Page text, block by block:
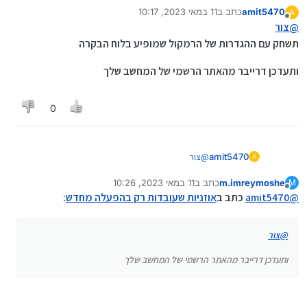
מה עושים?
A
amit5470כתב ב11 במאי 2023, 10:17
נערך לאחרונה על ידי
@צור
תשחק עם ההגדרות של הרמקול שמופיע בלוח הבקרה
ותעדכן דרייבר מהאתר הרשמי של המחשב שלך
0
A
amit5470
@צור
ותעדכן דרייבר מהאתר הרשמי של המחשב שלך
M
מנותק
m.imreymosheכתב ב11 במאי 2023, 10:26
נערך לאחרונה על ידי
@
amit5470 כתב באוזניות שעובדות רק בהפעלה מחדש:
@צור
ותעדכן דרייבר מהאתר הרשמי של המחשב שלך